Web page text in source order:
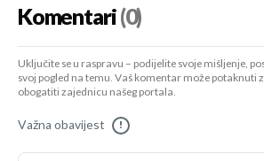
Komentari(0)
Uključite se u raspravu – podijelite svoje mišljenje,
svoj pogled na temu. Vaš komentar može potaknuti
obogatiti zajednicu našeg portala.
Važna obavijest !